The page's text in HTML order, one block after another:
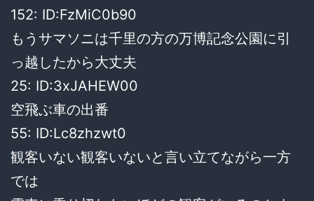
152: ID:FzMiC0b90
もうサマソニは千里の方の万博記念公園に引
っ越したから大丈夫
25: ID:3xJAHEW00
空飛ぶ車の出番
55: ID:Lc8zhzwt0
観客いない観客いないと言い立てながら一方
では